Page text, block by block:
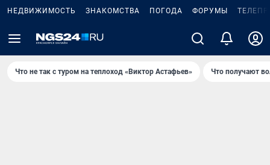
НЕДВИЖИМОСТЬ ЗНАКОМСТВА ПОГОДА ФОРУМЫ
Что не так с туром на теплоход «Виктор Астафьев» Что получают